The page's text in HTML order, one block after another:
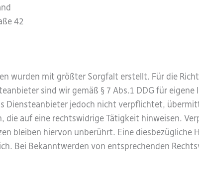
42
wurden mit größter Sorgfalt erstellt. Für die
sind wir gemäß § 7 Abs.1 DDG für
Diensteanbieter jedoch nicht verpflichtet,
die auf eine rechtswidrige Tätigkeit hinweisen.
bleiben hiervon unberührt. Eine
Bei Bekanntwerden von entsprechenden